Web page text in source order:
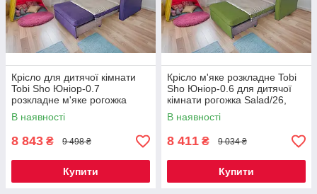
Крісло для дитячої кімнати
Tobi Sho Юніор-0.7
розкладне м'яке рогожка
Violet/13, 880х800х800 мм
В наявності
8 843 ₴ 9 498 ₴
Купити
Крісло м'яке розкладне Tobi
Sho Юніор-0.6 для дитячої
кімнати рогожка Salad/26,
780х800х800 мм
В наявності
8 411 ₴ 9 034 ₴
Купити